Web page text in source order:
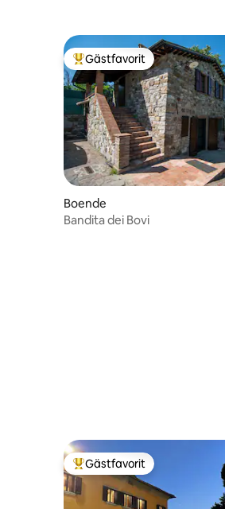
Populär gästfavorit
Gästfavorit
Boende
Bandita dei Bovi
Populär gästfavorit
Gästfavorit